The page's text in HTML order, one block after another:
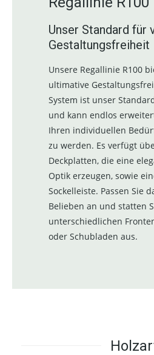
Unser Standard für
Gestaltungsfreiheit
Unsere Regallinie R100
ultimative
System ist unser
und kann endlos
Ihren individuellen
zu werden. Es verfügt
Deckplatten, die eine
Optik erzeugen, sowie
Sockelleiste. Passen Sie
Belieben an und statten
unterschiedlichen
oder Schubladen aus.